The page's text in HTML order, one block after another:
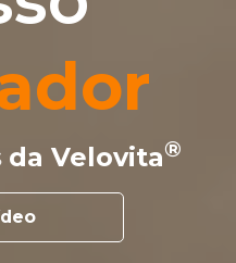
da Velovita